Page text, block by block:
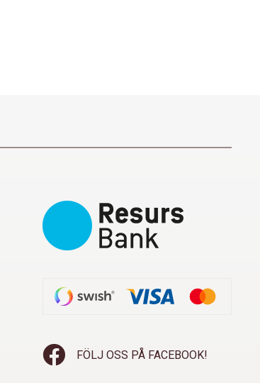
FÖLJ OSS PÅ FACEBOOK!